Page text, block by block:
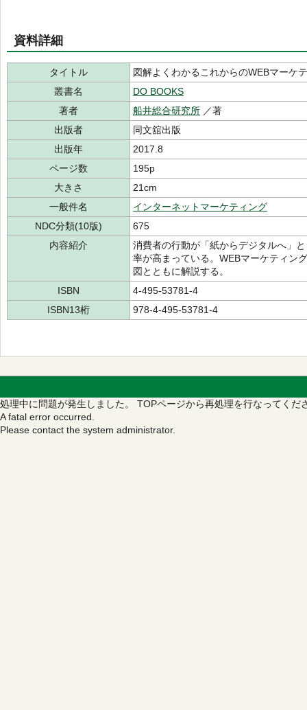
資料詳細
タイトル
図解よくわかるこれからのWEBマーケ
叢書名
DO BOOKS
著者
船井総合研究所 ／著
出版者
同文舘出版
出版年
2017.8
ページ数
195p
大きさ
21cm
一般件名
インターネットマーケティング
NDC分類(10版)
675
内容紹介
消費者の行動が「紙からデジタルへ」
率が高まっている。WEBマーケティン
図とともに解説する。
ISBN
4-495-53781-4
ISBN13桁
978-4-495-53781-4
処理中に問題が発生しました。 TOPページから再処理を行なってくだ
A fatal error occurred.
Please contact the system administrator.